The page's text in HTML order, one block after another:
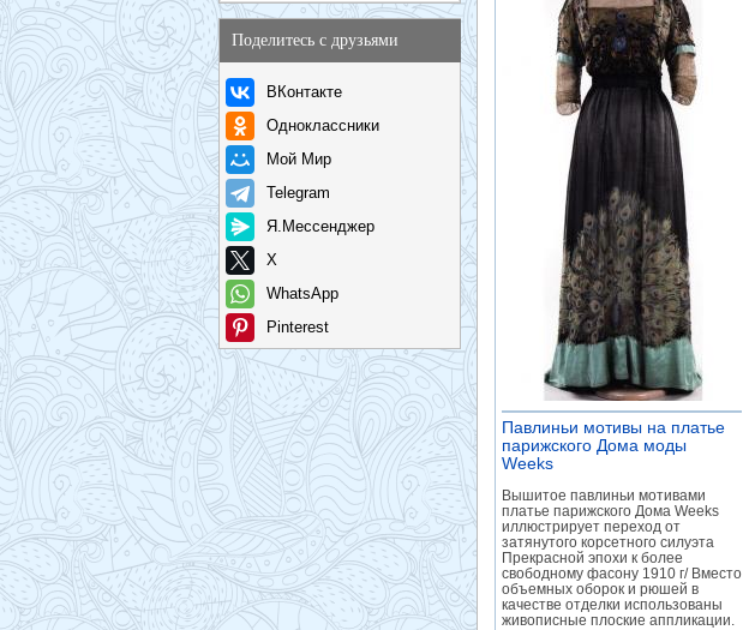
Поделитесь с друзьями
ВКонтакте
Одноклассники
Мой Мир
Telegram
Я.Мессенджер
X
WhatsApp
Pinterest
Павлиньи мотивы на платье
парижского Дома моды
Weeks
Вышитое павлиньи мотивами
платье парижского Дома Weeks
иллюстрирует переход от
затянутого корсетного силуэта
Прекрасной эпохи к более
свободному фасону 1910 г/ Вместо
объемных оборок и рюшей в
качестве отделки использованы
живописные плоские аппликации.